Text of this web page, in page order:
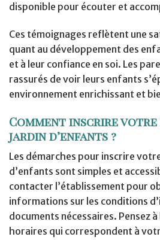
disponible pour écouter et
Ces témoignages reflètent une
quant au développement des
et à leur confiance en soi. Les
rassurés de voir leurs enfants
environnement enrichissant et
Comment inscrire votre
jardin d’enfants ?
Les démarches pour inscrire
d’enfants sont simples et
contacter l’établissement pour
informations sur les conditions
documents nécessaires. Pensez
horaires qui correspondent à